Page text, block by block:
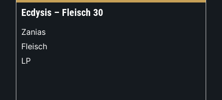
Ecdysis – Fleisch 30
Zanias
Fleisch
LP